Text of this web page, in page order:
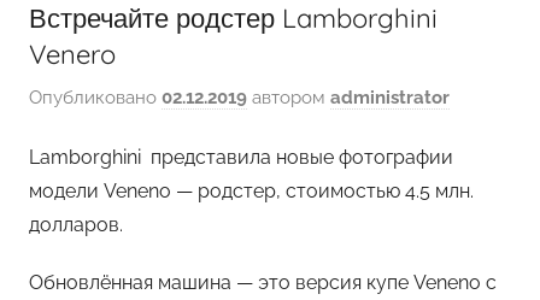
вашего
авто
Встречайте родстер Lamborghini
Venero
Опубликовано 02.12.2019 автором administrator
Lamborghini представила новые фотографии
модели Veneno — родстер, стоимостью 4.5 млн.
долларов.
Обновлённая машина — это версия купе Veneno с